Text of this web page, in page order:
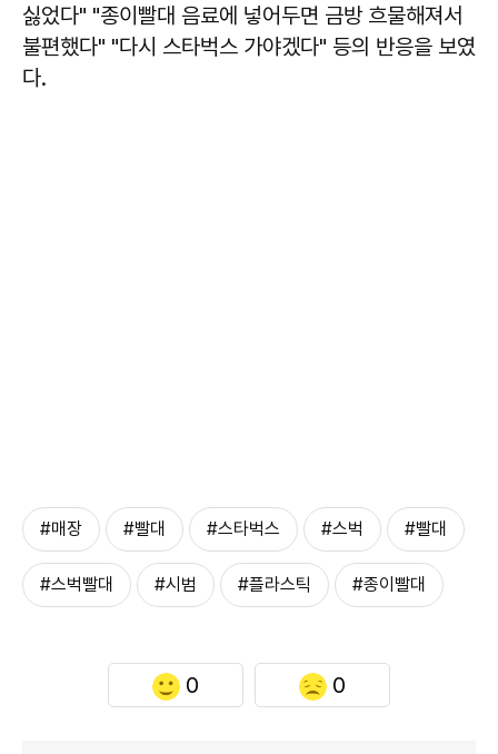
싫었다" "종이빨대 음료에 넣어두면 금방 흐물해져서
불편했다" "다시 스타벅스 가야겠다" 등의 반응을 보였
다.
#매장 #빨대 #스타벅스 #스벅 #빨대
#스벅빨대 #시범 #플라스틱 #종이빨대
0 0